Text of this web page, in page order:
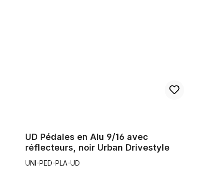
UD Pédales en Alu 9/16 avec
réflecteurs, noir Urban Drivestyle
UNI-PED-PLA-UD